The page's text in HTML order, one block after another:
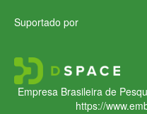
Suportado por
Empresa Brasileira de
https://